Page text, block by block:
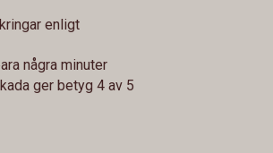
enligt
några minuter
ger betyg 4 av 5